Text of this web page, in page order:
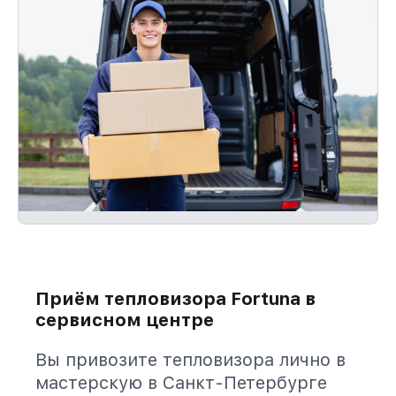
Приём тепловизора Fortuna в
сервисном центре
Вы привозите тепловизора лично в
мастерскую в Санкт-Петербурге